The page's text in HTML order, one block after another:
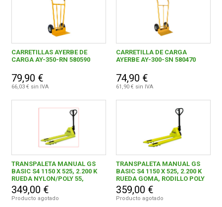
CARRETILLAS AYERBE DE
CARGA AY-350-RN 580590
79,90 €
66,03 € sin IVA
CARRETILLA DE CARGA
AYERBE AY-300-SN 580470
74,90 €
61,90 € sin IVA
TRANSPALETA MANUAL GS
BASIC S4 1150 X 525, 2.200 K
RUEDA NYLON/POLY 55,
RODILLO NYLON NEGRO
349,00 €
Producto agotado
TRANSPALETA MANUAL GS
BASIC S4 1150 X 525, 2.200 K
RUEDA GOMA, RODILLO POLY
359,00 €
Producto agotado